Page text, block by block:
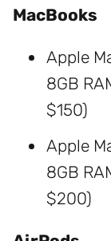
MacBooks
Apple
8GB
$150)
Apple
8GB
$200)